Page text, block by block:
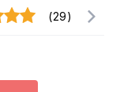
(29)